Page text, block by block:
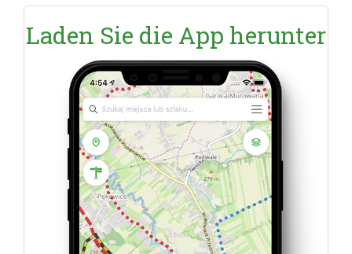
Laden Sie die App herunter